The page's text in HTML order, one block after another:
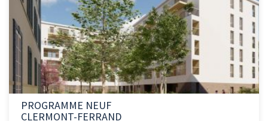
PROGRAMME NEUF
CLERMONT-FERRAND